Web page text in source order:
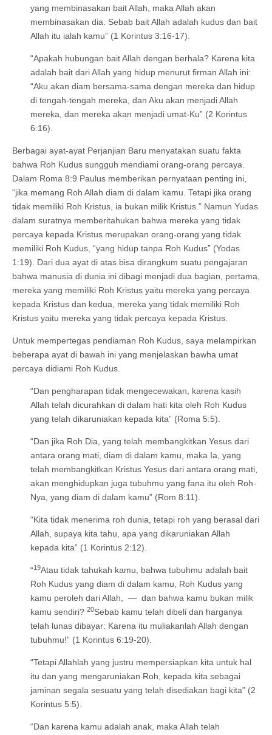
yang membinasakan bait Allah, maka Allah akan
membinasakan dia. Sebab bait Allah adalah kudus dan bait
Allah itu ialah kamu” (1 Korintus 3:16-17).
“Apakah hubungan bait Allah dengan berhala? Karena kita
adalah bait dari Allah yang hidup menurut firman Allah ini:
“Aku akan diam bersama-sama dengan mereka dan hidup
di tengah-tengah mereka, dan Aku akan menjadi Allah
mereka, dan mereka akan menjadi umat-Ku” (2 Korintus
6:16).
Berbagai ayat-ayat Perjanjian Baru menyatakan suatu fakta
bahwa Roh Kudus sungguh mendiami orang-orang percaya.
Dalam Roma 8:9 Paulus memberikan pernyataan penting ini,
“jika memang Roh Allah diam di dalam kamu. Tetapi jika orang
tidak memiliki Roh Kristus, ia bukan milik Kristus.” Namun Yudas
dalam suratnya memberitahukan bahwa mereka yang tidak
percaya kepada Kristus merupakan orang-orang yang tidak
memiliki Roh Kudus, “yang hidup tanpa Roh Kudus” (Yodas
1:19). Dari dua ayat di atas bisa dirangkum suatu pengajaran
bahwa manusia di dunia ini dibagi menjadi dua bagian, pertama,
mereka yang memiliki Roh Kristus yaitu mereka yang percaya
kepada Kristus dan kedua, mereka yang tidak memiliki Roh
Kristus yaitu mereka yang tidak percaya kepada Kristus.
Untuk mempertegas pendiaman Roh Kudus, saya melampirkan
beberapa ayat di bawah ini yang menjelaskan bawha umat
percaya didiami Roh Kudus.
“Dan pengharapan tidak mengecewakan, karena kasih
Allah telah dicurahkan di dalam hati kita oleh Roh Kudus
yang telah dikaruniakan kepada kita” (Roma 5:5).
“Dan jika Roh Dia, yang telah membangkitkan Yesus dari
antara orang mati, diam di dalam kamu, maka Ia, yang
telah membangkitkan Kristus Yesus dari antara orang mati,
akan menghidupkan juga tubuhmu yang fana itu oleh Roh-
Nya, yang diam di dalam kamu” (Rom 8:11).
“Kita tidak menerima roh dunia, tetapi roh yang berasal dari
Allah, supaya kita tahu, apa yang dikaruniakan Allah
kepada kita” (1 Korintus 2:12).
“19Atau tidak tahukah kamu, bahwa tubuhmu adalah bait
Roh Kudus yang diam di dalam kamu, Roh Kudus yang
kamu peroleh dari Allah, — dan bahwa kamu bukan milik
kamu sendiri? 20Sebab kamu telah dibeli dan harganya
telah lunas dibayar: Karena itu muliakanlah Allah dengan
tubuhmu!” (1 Korintus 6:19-20).
“Tetapi Allahlah yang justru mempersiapkan kita untuk hal
itu dan yang mengaruniakan Roh, kepada kita sebagai
jaminan segala sesuatu yang telah disediakan bagi kita” (2
Korintus 5:5).
“Dan karena kamu adalah anak, maka Allah telah